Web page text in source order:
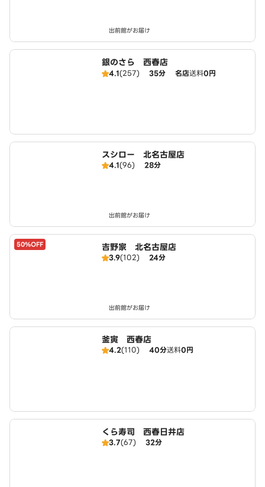
出前館がお届け
銀のさら 西春店
4.1(257) 35分 名店送料0円
スシロー 北名古屋店
4.1(96) 28分
出前館がお届け
50%OFF 吉野家 北名古屋店
3.9(102) 24分
出前館がお届け
釜寅 西春店
4.2(110) 40分送料0円
くら寿司 西春日井店
3.7(67) 32分